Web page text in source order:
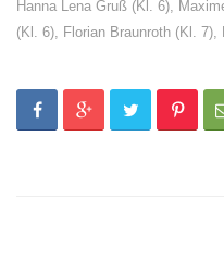
Hanna Lena Gruß (Kl. 6),
(Kl. 6), Florian Braunroth (Kl.